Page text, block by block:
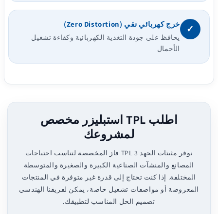
✓ خرج كهربائي نقي (Zero Distortion)
يحافظ على جودة التغذية الكهربائية وكفاءة تشغيل
الأحمال
اطلب TPL استبليزر مخصص
لمشروعك
نوفر مثبتات الجهد TPL 3 فاز المخصصة لتناسب احتياجات
المصانع والمنشآت الصناعية الكبيرة والصغيرة والمتوسطة
المختلفة. إذا كنت تحتاج إلى قدرة غير متوفرة في المنتجات
المعروضة أو مواصفات تشغيل خاصة، يمكن لفريقنا الهندسي
تصميم الحل المناسب لتطبيقك.